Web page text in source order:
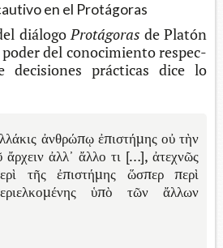
en el Protágoras
diálogoProtágoras de Pla­tón
poder del cono­ci­mien­to res­pec­
prác­ti­cas dice lo
ἀνθρώπῳ ἐπιστήμης οὐ τὴν
ἄρχειν ἀλλ᾽ ἄλλο τι […], ἀτεχνῶς
τῆς ἐπιστήμης ὥσπερ περὶ
ὑπὸ τῶν ἄλλων